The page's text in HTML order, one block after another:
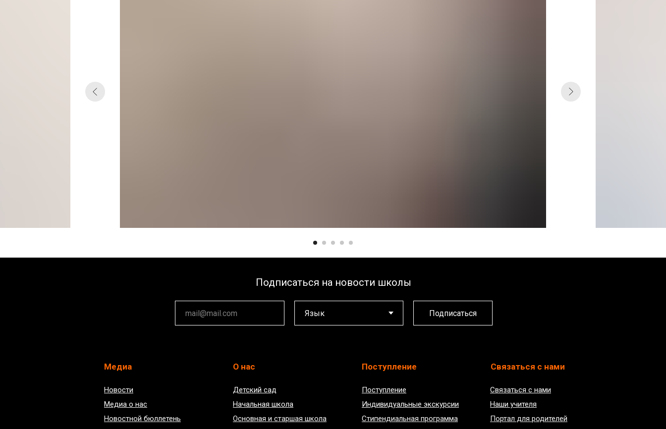
Поступление
Поступление
Индивидуальные экскурсии
Стипендиальная программа
Связаться с нами
Связаться с нами
Наши учителя
Портал для родителей
О нас
Детский сад
Начальная школа
Основная и старшая школа
Новости
Медиа о нас
Новостной бюллетень
Медиа
Подписаться
Подписаться на новости школы